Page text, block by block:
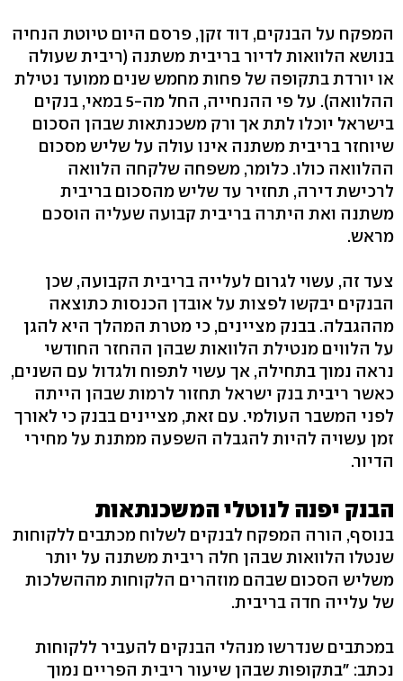
המפקח על הבנקים, דוד זקן, פרסם היום טיוטת הנחיה
בנושא הלוואות לדיור בריבית משתנה (ריבית שעולה
או יורדת בתקופה של פחות מחמש שנים ממועד נטילת
ההלוואה). על פי ההנחייה, החל מה-5 במאי, בנקים
בישראל יוכלו לתת אך ורק משכנתאות שבהן הסכום
שיוחזר בריבית משתנה אינו עולה על שליש מסכום
ההלוואה כולו. כלומר, משפחה שלקחה הלוואה
לרכישת דירה, תחזיר עד שליש מהסכום בריבית
משתנה ואת היתרה בריבית קבועה שעליה הוסכם
מראש.
צעד זה, עשוי לגרום לעלייה בריבית הקבועה, שכן
הבנקים יבקשו לפצות על אובדן הכנסות כתוצאה
מההגבלה. בבנק מציינים, כי מטרת המהלך היא להגן
על הלווים מנטילת הלוואות שבהן ההחזר החודשי
נראה נמוך בתחילה, אך עשוי לתפוח ולגדול עם השנים,
כאשר ריבית בנק ישראל תחזור לרמות שבהן הייתה
לפני המשבר העולמי. עם זאת, מציינים בבנק כי לאורך
זמן עשויה להיות להגבלה השפעה ממתנת על מחירי
הדיור.
הבנק יפנה לנוטלי המשכנתאות
בנוסף, הורה המפקח לבנקים לשלוח מכתבים ללקוחות
שנטלו הלוואות שבהן חלה ריבית משתנה על יותר
משליש הסכום שבהם מוזהרים הלקוחות מההשלכות
של עלייה חדה בריבית.
במכתבים שנדרשו מנהלי הבנקים להעביר ללקוחות
נכתב: "בתקופות שבהן שיעור ריבית הפריים נמוך